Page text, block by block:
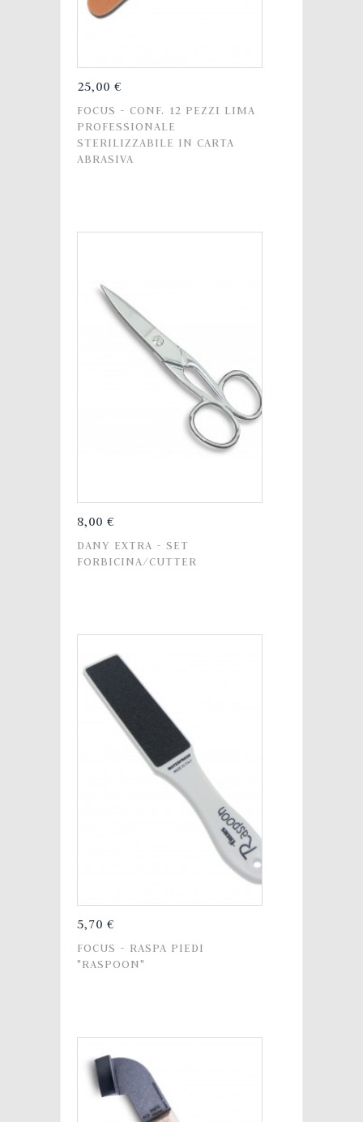
25,00 €
FOCUS - CONF. 12 PEZZI LIMA
PROFESSIONALE
STERILIZZABILE IN CARTA
ABRASIVA
8,00 €
DANY EXTRA - SET
FORBICINA/CUTTER
5,70 €
FOCUS - RASPA PIEDI
"RASPOON"